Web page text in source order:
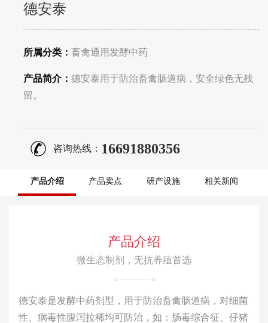
德安泰
所属分类： 畜禽通用发酵中药
产品简介： 德安泰用于防治畜禽肠道病，安全绿色无残
留。
咨询热线： 16691880356
产品介绍 产品卖点 研产设施 相关新闻
产品介绍
微生态制剂，无抗养殖首选
德安泰是发酵中药剂型，用于防治畜禽肠道病，对细菌
性、病毒性腹泻拉稀均可防治，如：肠毒综合征、仔猪